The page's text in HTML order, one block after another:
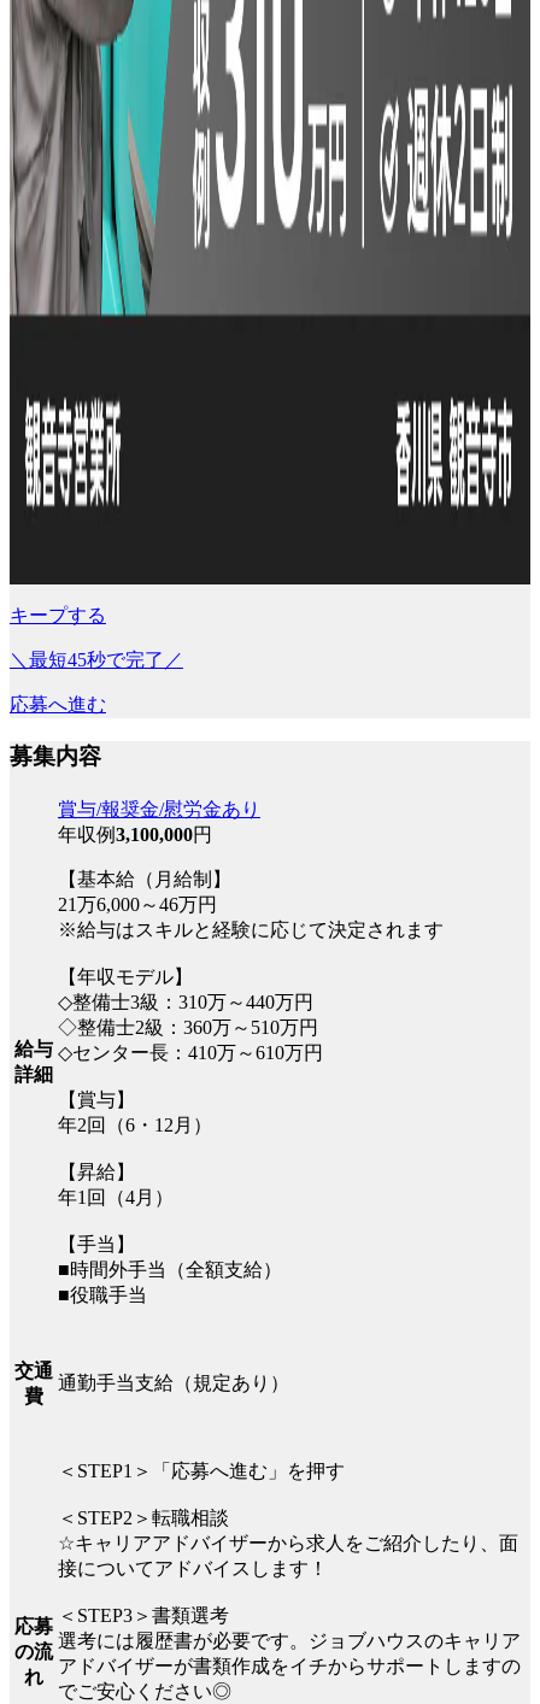
キープする
＼最短45秒で完了／
応募へ進む
募集内容
給与
詳細
賞与/報奨金/慰労金あり
年収例3,100,000円
【基本給（月給制】
21万6,000～46万円
※給与はスキルと経験に応じて決定されます
【年収モデル】
◇整備士3級：310万～440万円
◇整備士2級：360万～510万円
◇センター長：410万～610万円
【賞与】
年2回（6・12月）
【昇給】
年1回（4月）
【手当】
■時間外手当（全額支給）
■役職手当
交通
費
通勤手当支給（規定あり）
応募
の流
れ
＜STEP1＞「応募へ進む」を押す
＜STEP2＞転職相談
☆キャリアアドバイザーから求人をご紹介したり、面
接についてアドバイスします！
＜STEP3＞書類選考
選考には履歴書が必要です。ジョブハウスのキャリア
アドバイザーが書類作成をイチからサポートしますの
でご安心ください◎